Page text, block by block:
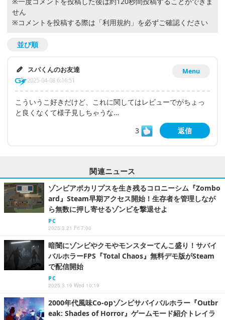
せん
※コメントを投稿する際は 「利用規約」 を必ずご確認ください
並び順
Menu
スパくんのお友達
2025-04-08 6:16:51
こういうこ好きだけど、これに関してはレビューでがちょっ
と良くなくて様子見しちゃうな…
3
返信
関連ニュース
ゾンビアポカリプスを生き残るコロニーシム『Zombo
ard』Steam早期アクセス開始！生存者を管理しなが
ら無数に押し寄せるゾンビを撃退せよ
PC
2025.3.21 Fri 7:00
暗闇にゾンビやクモやモンスターてんこ盛り！サバイ
バルホラーFPS『Total Chaos』無料デモ版がSteam
で配信開始
PC
2025.3.19 Wed 10:19
2000年代風味Co-opゾンビサバイバルホラー『Outbr
eak: Shades of Horror』ゲームモード紹介トレイラ